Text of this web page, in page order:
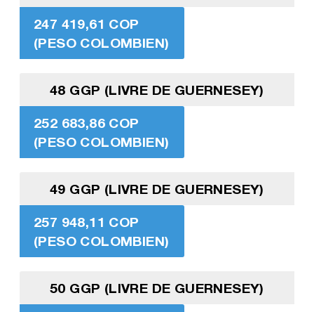
247 419,61 COP
(PESO COLOMBIEN)
48 GGP (LIVRE DE GUERNESEY)
252 683,86 COP
(PESO COLOMBIEN)
49 GGP (LIVRE DE GUERNESEY)
257 948,11 COP
(PESO COLOMBIEN)
50 GGP (LIVRE DE GUERNESEY)